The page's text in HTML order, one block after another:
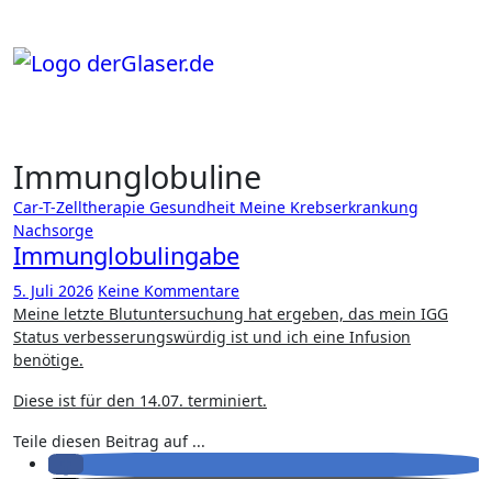
springen
Immunglobuline
Car-T-Zelltherapie Gesundheit Meine Krebserkrankung
Nachsorge
Immunglobulingabe
5. Juli 2026 Keine Kommentare
Meine letzte Blutuntersuchung hat ergeben, das mein IGG
Status verbesserungswürdig ist und ich eine Infusion
benötige.
Diese ist für den 14.07. terminiert.
Teile diesen Beitrag auf ...